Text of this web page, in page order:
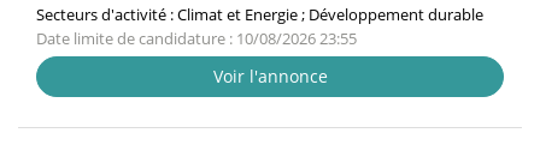
Secteurs d'activité :Climat et Energie ; Développement durable
Date limite de candidature : 10/08/2026 23:55
Voir l'annonce